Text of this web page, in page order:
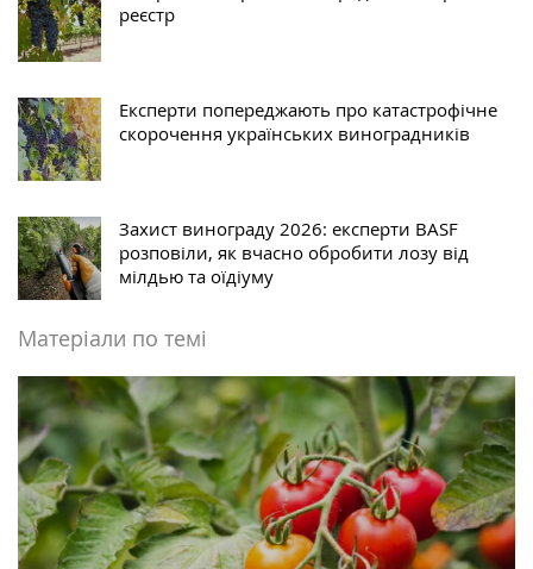
реєстр
Експерти попереджають про катастрофічне
скорочення українських виноградників
Захист винограду 2026: експерти BASF
розповіли, як вчасно обробити лозу від
мілдью та оїдіуму
Матеріали по темі